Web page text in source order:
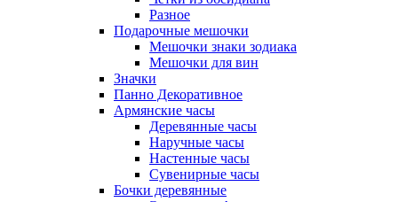
Разное
Подарочные мешочки
Мешочки знаки зодиака
Мешочки для вин
Значки
Панно Декоративное
Армянские часы
Деревянные часы
Наручные часы
Настенные часы
Сувенирные часы
Бочки деревянные